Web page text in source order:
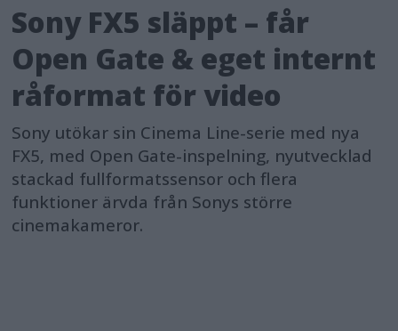
Sony FX5 släppt – får
Open Gate & eget internt
råformat för video
Sony utökar sin Cinema Line-serie med nya
FX5, med Open Gate-inspelning, nyutvecklad
stackad fullformatssensor och flera
funktioner ärvda från Sonys större
cinemakameror.